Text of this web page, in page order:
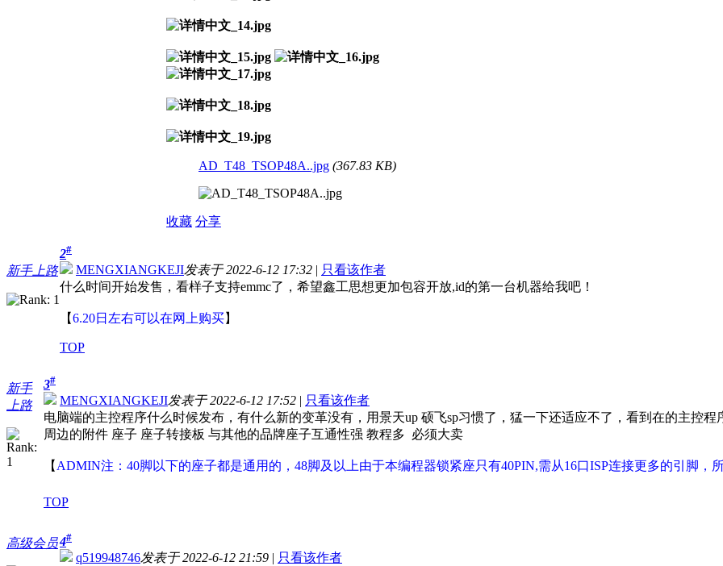
AD_T48_TSOP48A..jpg (367.83 KB)
收藏 分享
新手上路
2#
MENGXIANGKEJI发表于 2022-6-12 17:32 | 只看该作者
什么时间开始发售，看样子支持emmc了，希望鑫工思想更加包容开放,id的第一台机器给我吧！
【6.20日左右可以在网上购买】
TOP
新手
上路
3#
MENGXIANGKEJI发表于 2022-6-12 17:52 | 只看该作者
电脑端的主控程序什么时候发布，有什么新的变革没有，用景天up 硕飞sp习惯了，猛一下还适应不了，看到在的主控
周边的附件 座子 座子转接板 与其他的品牌座子互通性强 教程多 必须大卖
【 ADMIN注：40脚以下的座子都是通用的，48脚及以上由于本编程器锁紧座只有40PIN,需从16口ISP连接更多的引脚，
TOP
高级会员4#
q519948746发表于 2022-6-12 21:59 | 只看该作者